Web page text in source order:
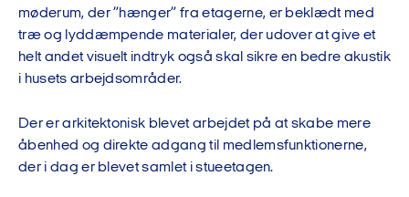
møderum, der ”hænger” fra etagerne, er beklædt med
træ og lyddæmpende materialer, der udover at give et
helt andet visuelt indtryk også skal sikre en bedre akustik
i husets arbejdsområder.
Der er arkitektonisk blevet arbejdet på at skabe mere
åbenhed og direkte adgang til medlemsfunktionerne,
der i dag er blevet samlet i stueetagen.